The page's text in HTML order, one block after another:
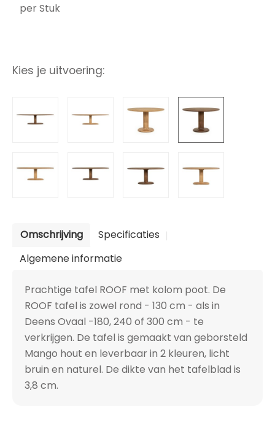
per Stuk
Kies je uitvoering:
Omschrijving
Specificaties
Algemene informatie
Prachtige tafel ROOF met kolom poot. De
ROOF tafel is zowel rond - 130 cm - als in
Deens Ovaal -180, 240 of 300 cm - te
verkrijgen. De tafel is gemaakt van geborsteld
Mango hout en leverbaar in 2 kleuren, licht
bruin en naturel. De dikte van het tafelblad is
3,8 cm.